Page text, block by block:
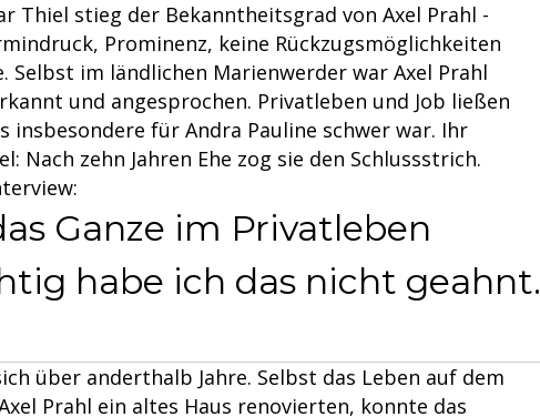
Thiel stieg der Bekanntheitsgrad von Axel Prahl -
Prominenz, keine Rückzugsmöglichkeiten
Selbst im ländlichen Marienwerder war Axel Prahl
und angesprochen. Privatleben und Job ließen
insbesondere für Andra Pauline schwer war. Ihr
Nach zehn Jahren Ehe zog sie den Schlussstrich.
Ganze im Privatleben
habe ich das nicht geahnt.
über anderthalb Jahre. Selbst das Leben auf dem
Prahl ein altes Haus renovierten, konnte das